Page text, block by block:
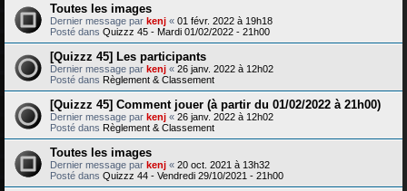
Toutes les images
Dernier message par kenj « 01 févr. 2022 à 19h18
Posté dans Quizzz 45 - Mardi 01/02/2022 - 21h00
[Quizzz 45] Les participants
Dernier message par kenj « 26 janv. 2022 à 12h02
Posté dans Règlement & Classement
[Quizzz 45] Comment jouer (à partir du 01/02/2022 à 21h00)
Dernier message par kenj « 26 janv. 2022 à 12h02
Posté dans Règlement & Classement
Toutes les images
Dernier message par kenj « 20 oct. 2021 à 13h32
Posté dans Quizzz 44 - Vendredi 29/10/2021 - 21h00